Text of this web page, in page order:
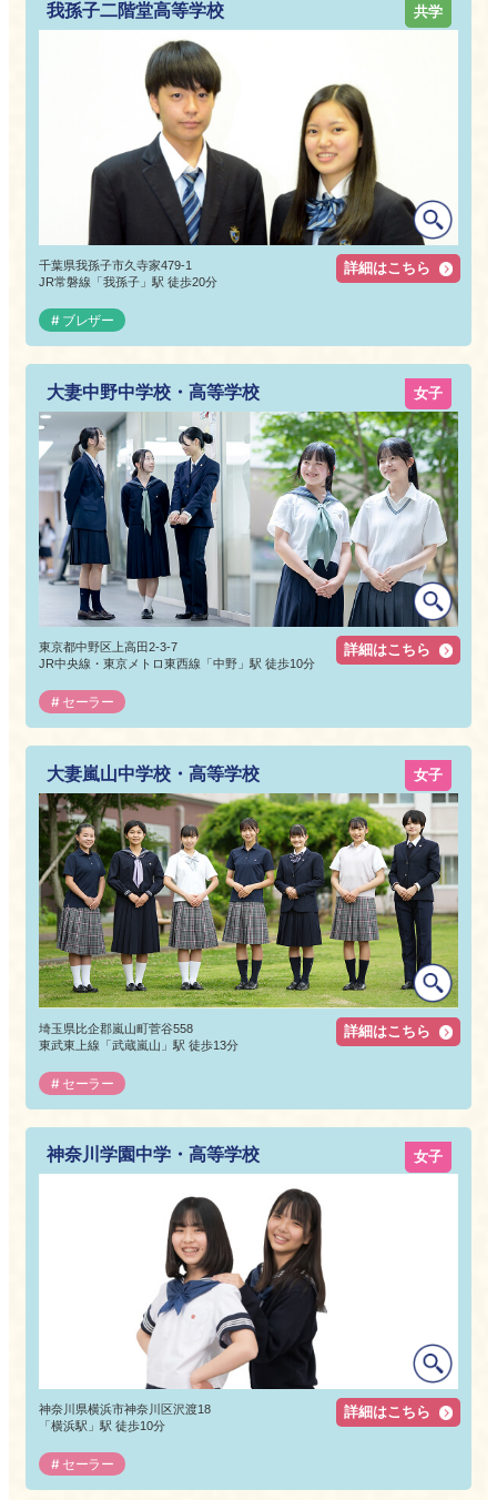
我孫子二階堂高等学校
千葉県我孫子市久寺家479-1
JR常磐線「我孫子」駅 徒歩20分
ブレザー
共学
詳細はこちら
大妻中野中学校・高等学校
東京都中野区上高田2-3-7
JR中央線・東京メトロ東西線「中野」駅 徒歩10分
セーラー
女子
詳細はこちら
大妻嵐山中学校・高等学校
埼玉県比企郡嵐山町菅谷558
東武東上線「武蔵嵐山」駅 徒歩13分
セーラー
女子
詳細はこちら
神奈川学園中学・高等学校
神奈川県横浜市神奈川区沢渡18
「横浜駅」駅 徒歩10分
セーラー
女子
詳細はこちら